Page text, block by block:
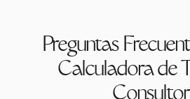
Preguntas
Calculadora de